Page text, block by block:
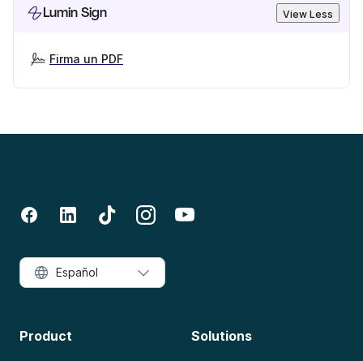
Lumin Sign View Less
Firma un PDF
Product Solutions
Español